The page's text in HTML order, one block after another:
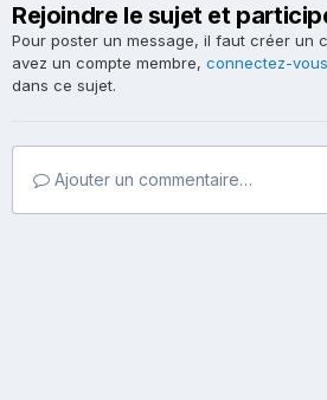
Rejoindre le sujet et
Pour poster un message, il faut créer un
avez un compte membre, connectez-
dans ce sujet.
Ajouter un commentaire…